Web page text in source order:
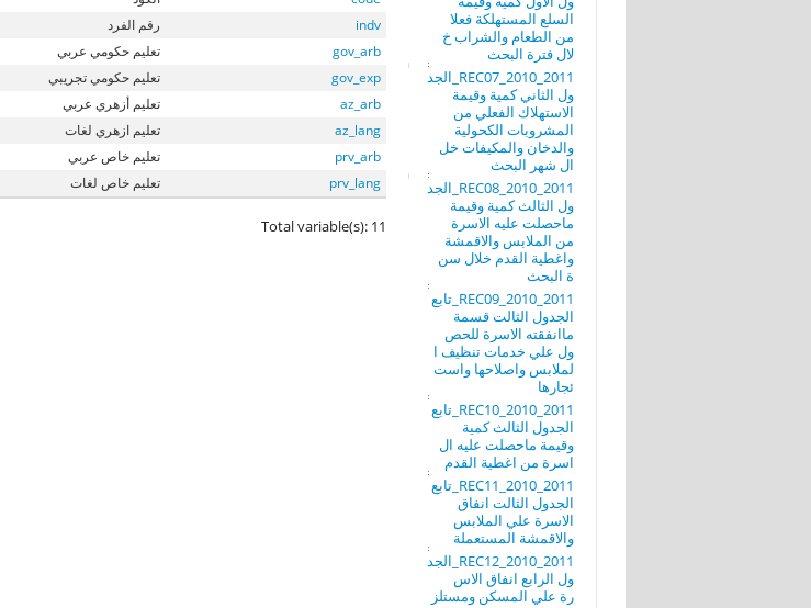
السلع المستهلكة فعلا
من الطعام والشراب خ
لال فترة البحث
REC07_2010_2011_الجد
ول الثاني كمية وقيمة
الاستهلاك الفعلي من
المشروبات الكحولية
والدخان والمكيفات خل
ال شهر البحث
REC08_2010_2011_الجد
ول الثالث كمية وقيمة
ماحصلت عليه الاسرة
من الملابس والاقمشة
واغطية القدم خلال سن
ة البحث
REC09_2010_2011_تابع
الجدول الثالت قسمة
ماانفقته الاسرة للحص
ول علي خدمات تنظيف ا
لملابس واصلاحها واست
ئجارها
REC10_2010_2011_تابع
الجدول الثالث كمية
وقيمة ماحصلت عليه ال
اسرة من اغطية القدم
REC11_2010_2011_تابع
الجدول الثالت انفاق
الاسرة علي الملابس
والاقمشة المستعملة
REC12_2010_2011_الجد
ول الرابع انفاق الاس
رة علي المسكن ومستلز
indv
رقم الفرد
gov_arb
تعليم حكومي عربي
gov_exp
تعليم حكومي تجريبي
az_arb
تعليم أزهري عربي
az_lang
تعليم ازهري لغات
prv_arb
تعليم خاص عربي
prv_lang
تعليم خاص لغات
Total variable(s): 11